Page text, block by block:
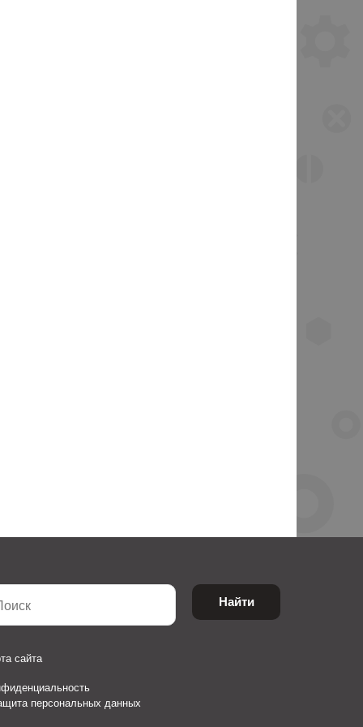
Найти
сайта
персональных данных